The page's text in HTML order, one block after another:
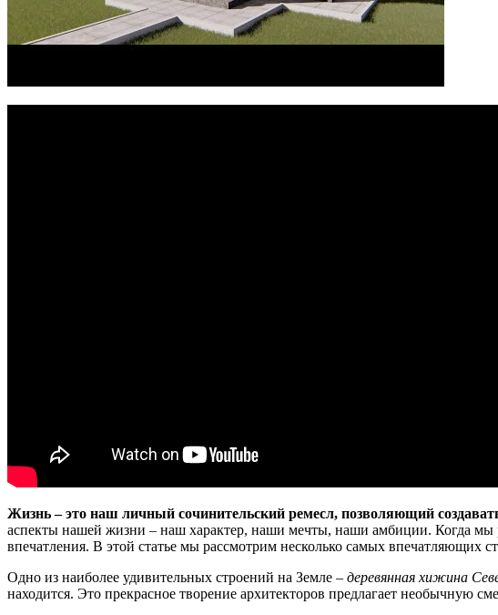
Жизнь – это наш личный сочинительский ремесл, позволяющий
аспекты нашей жизни – наш характер, наши мечты, наши амбиции. Когда мы
впечатления. В этой статье мы рассмотрим несколько самых впечатляющих
Одно из наиболее удивительных строений на Земле – деревянная хижина
находится. Это прекрасное творение архитекторов предлагает необычную